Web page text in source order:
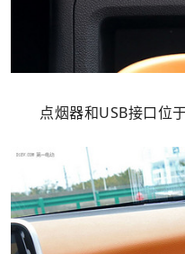
点烟器和USB接口位